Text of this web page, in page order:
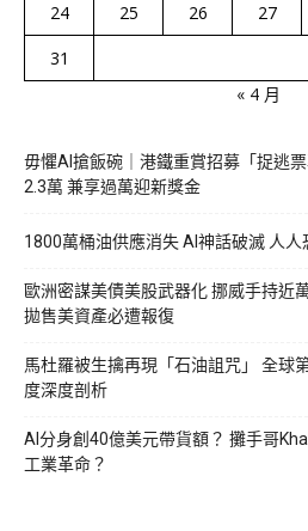
24
25 26 27
31
« 4 月
毋懼AI搶飯碗｜港鐵重賞招募「捉逃
2.3萬 兼享過萬迎新獎金
1800萬桶油供應消失 AI神話破滅 人人
歐洲密謀美債美股武器化 挪威手持近
拋售美資產必遭報復
馬杜羅被生擒再現「石油詛咒」 全球
度深度剖析
AI分身創40億美元帶貨額？ 攤手哥
工業革命？